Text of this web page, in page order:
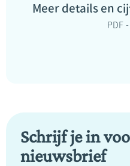
Meer details en
PDF
Schrijf je in
nieuwsbrief